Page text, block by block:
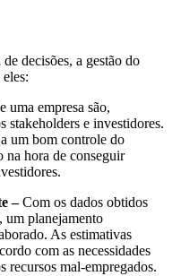
decisões, a gestão do
uma empresa são,
stakeholders e investidores.
um bom controle do
na hora de conseguir
–Com os dados obtidos
um planejamento
As estimativas
com as necessidades
recursos mal-empregados.